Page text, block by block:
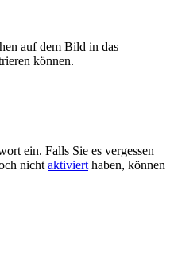
auf dem Bild in das
können.
ein. Falls Sie es vergessen
nicht aktiviert haben, können